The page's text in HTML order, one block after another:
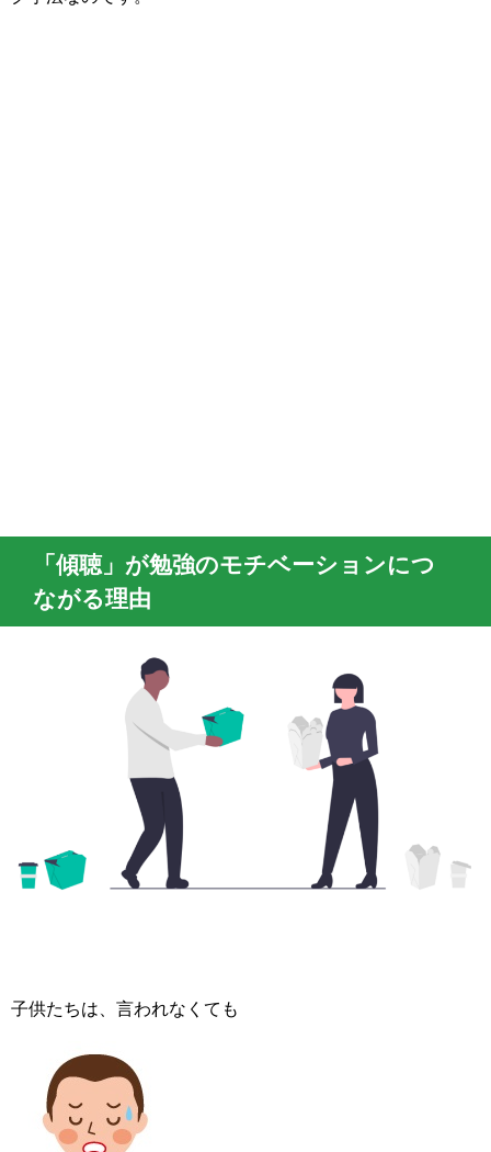
「傾聴」が勉強のモチベーションにつ
ながる理由
子供たちは、言われなくても